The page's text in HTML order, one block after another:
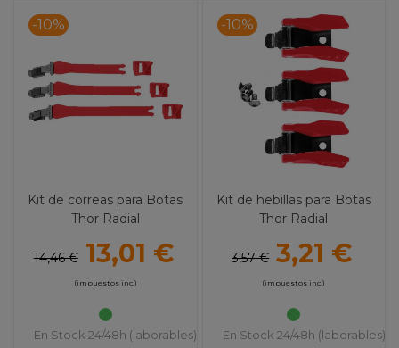
-10%
Kit de correas para Botas
Thor Radial
14,46 € 13,01 €
(impuestos inc.)
En Stock 24/48h (laborables)
-10%
Kit de hebillas para Botas
Thor Radial
3,57 € 3,21 €
(impuestos inc.)
En Stock 24/48h (laborables)